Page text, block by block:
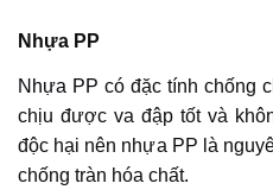
Nhựa PP
Nhựa PP có đặc tính chống
chịu được va đập tốt và
độc hại nên nhựa PP là
chống tràn hóa chất.